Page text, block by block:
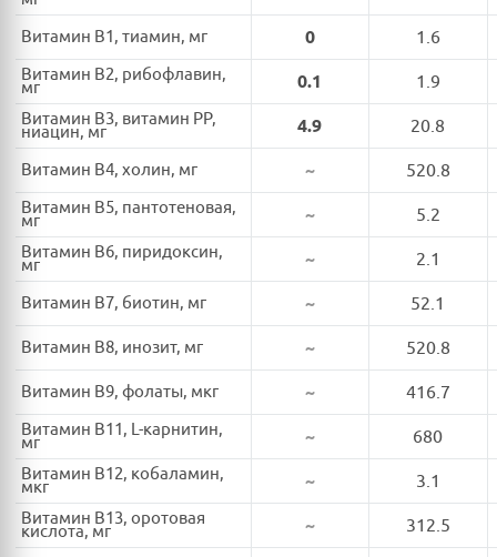
Витамин B1, тиамин, мг 0 1.6
Витамин B2, рибофлавин,
мг 0.1 1.9
Витамин B3, витамин PP,
ниацин, мг 4.9 20.8
Витамин B4, холин, мг ~ 520.8
Витамин B5, пантотеновая,
мг ~ 5.2
Витамин B6, пиридоксин,
мг ~ 2.1
Витамин B7, биотин, мг ~ 52.1
Витамин B8, инозит, мг ~ 520.8
Витамин B9, фолаты, мкг ~ 416.7
Витамин B11, L-карнитин,
мг ~ 680
Витамин B12, кобаламин,
мкг ~ 3.1
Витамин B13, оротовая
кислота, мг ~ 312.5